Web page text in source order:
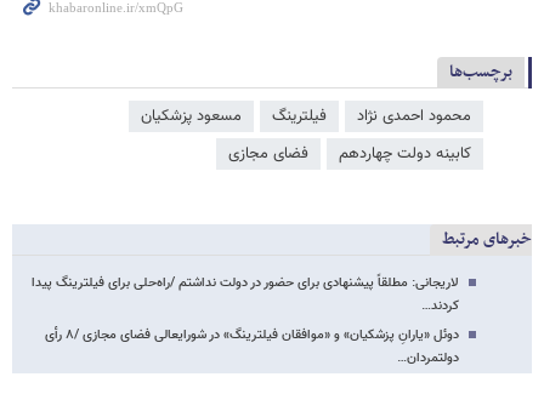
برچسب‌ها
محمود احمدی ‌نژاد فیلترینگ
مسعود پزشکیان
کابینه دولت چهاردهم
فضای مجازی
خبرهای مرتبط
لاریجانی: مطلقاً پیشنهادی برای حضور در دولت نداشتم /راه‌حلی برای فیلترینگ پیدا
کردند…
دوئل «یارانِ پزشکیان» و «موافقان فیلترینگ» در شورایعالی فضای مجازی /۸ رأی
دولتمردان…